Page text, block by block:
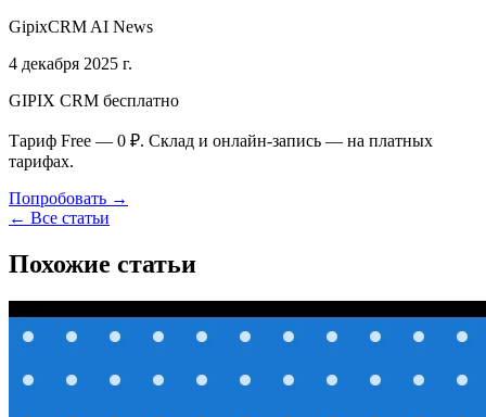
GipixCRM AI News
4 декабря 2025 г.
GIPIX CRM бесплатно
Тариф Free — 0 ₽. Склад и онлайн-запись — на платных
тарифах.
Попробовать →
← Все статьи
Похожие статьи